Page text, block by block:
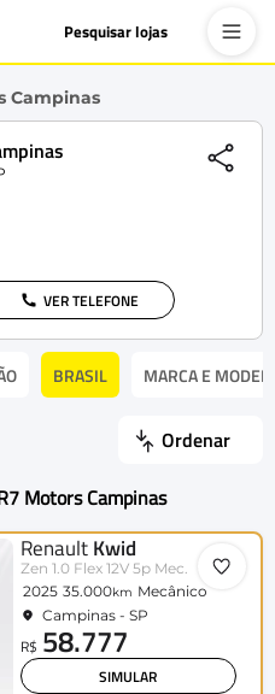
Pesquisar lojas
Campinas
VER TELEFONE
BRASIL MARCA E
Ordenar
Motors Campinas
Renault Kwid
Zen 1.0 Flex 12V 5p Mec.
2025 35.000km Mecânico
Campinas - SP
R$ 58.777
SIMULAR